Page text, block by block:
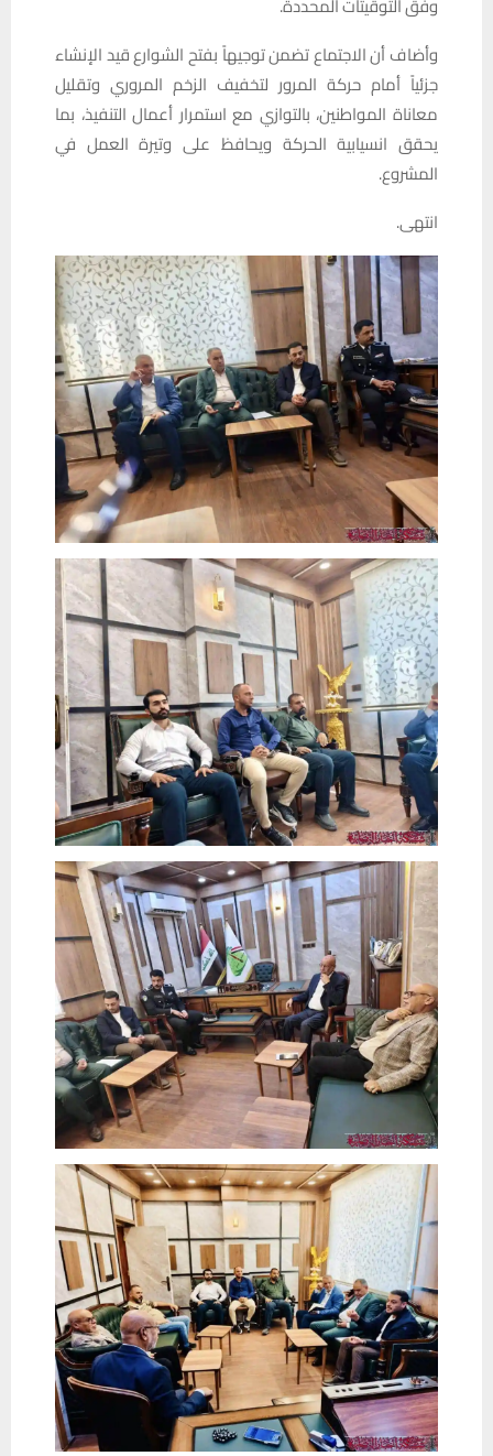
وأضاف أن الاجتماع تضمن توجيهاً بفتح الشوارع قيد الإنشاء
جزئياً أمام حركة المرور لتخفيف الزخم المروري وتقليل
معاناة المواطنين، بالتوازي مع استمرار أعمال التنفيذ، بما
يحقق انسيابية الحركة ويحافظ على وتيرة العمل في
المشروع.
انتهى.